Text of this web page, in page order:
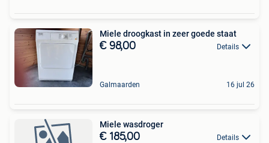
Miele droogkast in zeer goede staat
€ 98,00 Details
Galmaarden 16 jul 26
Miele wasdroger
€ 185,00 Details